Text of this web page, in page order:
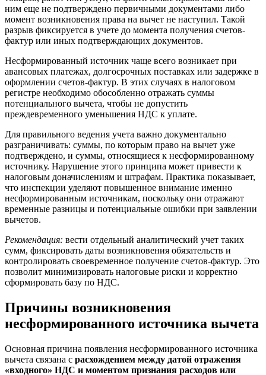
ним еще не подтверждено первичными документами либо
момент возникновения права на вычет не наступил. Такой
разрыв фиксируется в учете до момента получения счетов-
фактур или иных подтверждающих документов.
Несформированный источник чаще всего возникает при
авансовых платежах, долгосрочных поставках или задержке в
оформлении счетов-фактур. В этих случаях в налоговом
регистре необходимо обособленно отражать суммы
потенциального вычета, чтобы не допустить
преждевременного уменьшения НДС к уплате.
Для правильного ведения учета важно документально
разграничивать: суммы, по которым право на вычет уже
подтверждено, и суммы, относящиеся к несформированному
источнику. Нарушение этого принципа может привести к
налоговым доначислениям и штрафам. Практика показывает,
что инспекции уделяют повышенное внимание именно
несформированным источникам, поскольку они отражают
временные разницы и потенциальные ошибки при заявлении
вычетов.
Рекомендация: вести отдельный аналитический учет таких
сумм, фиксировать даты возникновения обязательств и
контролировать своевременное получение счетов-фактур. Это
позволит минимизировать налоговые риски и корректно
сформировать базу по НДС.
Причины возникновения
несформированного источника вычета
Основная причина появления несформированного источника
вычета связана с расхождением между датой отражения
«входного» НДС и моментом признания расходов или